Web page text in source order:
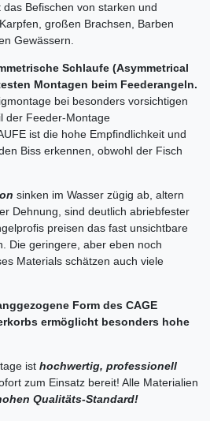
das Befischen von starken und
großen Brachsen, Barben
Gewässern.
Schlaufe (Asymmetrical
Montagen beim Feederangeln.
bei besonders vorsichtigen
der Feeder-Montage
ist die hohe Empfindlichkeit und
Biss erkennen, obwohl der Fisch
sinken im Wasser zügig ab, altern
Dehnung, sind deutlich abriebfester
preisen das fast unsichtbare
Die geringere, aber eben noch
Materials schätzen auch viele
Form des CAGE
ermöglicht besonders hohe
ist hochwertig, professionell
zum Einsatz bereit! Alle Materialien
Qualitäts-Standard!